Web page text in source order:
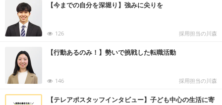
【今までの自分を深堀り】強みに尖りを
126 採用担当の川森
【行動あるのみ！】勢いで挑戦した転職活動
146 採用担当の川森
【テレアポスタッフインタビュー】子ども中心の生活に寄